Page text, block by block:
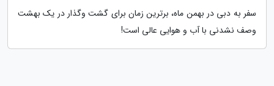
سفر به دبی در بهمن ماه، برترین زمان برای گشت وگذار در یک بهشت
وصف نشدنی با آب و هوایی عالی است!